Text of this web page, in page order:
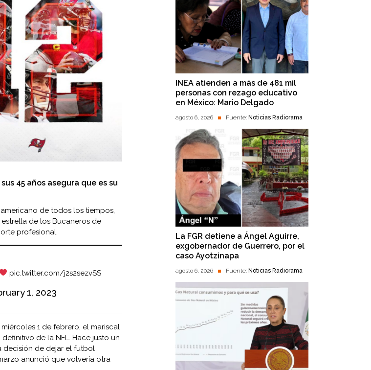
45 años asegura que es su
de todos los tiempos,
estrella de los Bucaneros de
profesional.
pic.twitter.com/j2s2sezvSS
1, 2023
1 de febrero, el mariscal
de la NFL. Hace justo un
decisión de dejar el futbol
anunció que volvería otra
INEA atienden a más de 481 mil
personas con rezago educativo
en México: Mario Delgado
agosto 6, 2026 Fuente: Noticias Radiorama
La FGR detiene a Ángel Aguirre,
exgobernador de Guerrero, por el
caso Ayotzinapa
agosto 6, 2026 Fuente: Noticias Radiorama